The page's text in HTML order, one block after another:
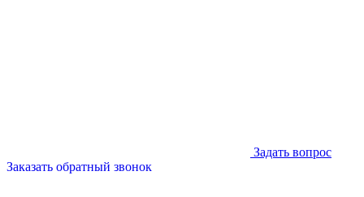
Задать вопрос
Заказать обратный звонок